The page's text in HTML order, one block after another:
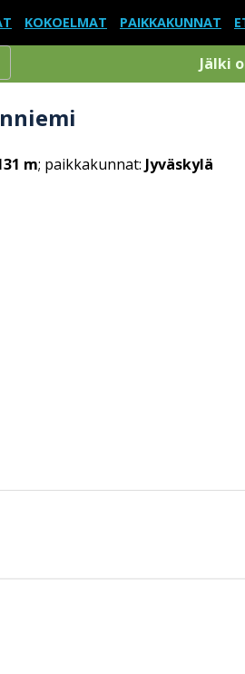
KOKOELMAT PAIKKAKUNNAT
Jälki
m; paikkakunnat: Jyväskylä